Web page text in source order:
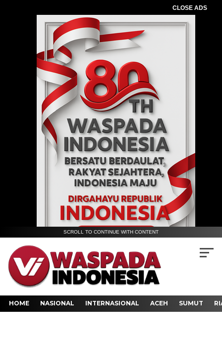
CLOSE ADS
SCROLL TO CONTINUE WITH CONTENT
HOME NASIONAL INTERNASIONAL ACEH SUMUT